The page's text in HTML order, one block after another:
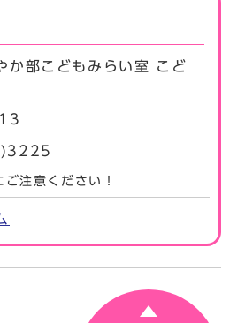
か部こどもみらい室 こど
注意ください！